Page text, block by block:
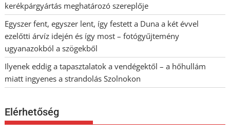
kerékpárgyártás meghatározó szereplője
Egyszer fent, egyszer lent, így festett a Duna a két évvel
ezelőtti árvíz idején és így most – fotógyűjtemény
ugyanazokból a szögekből
Ilyenek eddig a tapasztalatok a vendégektől – a hőhullám
miatt ingyenes a strandolás Szolnokon
Elérhetőség